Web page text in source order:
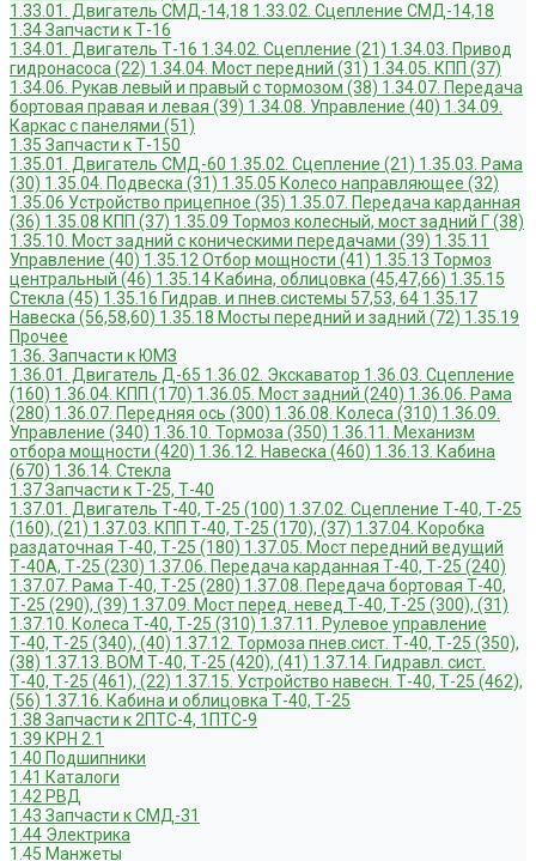
1.33.01. Двигатель СМД-14,18 1.33.02. Сцепление СМД-14,18
1.34 Запчасти к Т-16
1.34.01. Двигатель Т-16 1.34.02. Сцепление (21) 1.34.03. Привод
гидронасоса (22) 1.34.04. Мост передний (31) 1.34.05. КПП (37)
1.34.06. Рукав левый и правый с тормозом (38) 1.34.07. Передача
бортовая правая и левая (39) 1.34.08. Управление (40) 1.34.09.
Каркас с панелями (51)
1.35 Запчасти к Т-150
1.35.01. Двигатель СМД-60 1.35.02. Сцепление (21) 1.35.03. Рама
(30) 1.35.04. Подвеска (31) 1.35.05 Колесо направляющее (32)
1.35.06 Устройство прицепное (35) 1.35.07. Передача карданная
(36) 1.35.08 КПП (37) 1.35.09 Тормоз колесный, мост задний Г (38)
1.35.10. Мост задний с коническими передачами (39) 1.35.11
Управление (40) 1.35.12 Отбор мощности (41) 1.35.13 Тормоз
центральный (46) 1.35.14 Кабина, облицовка (45,47,66) 1.35.15
Стекла (45) 1.35.16 Гидрав. и пнев.системы 57,53, 64 1.35.17
Навеска (56,58,60) 1.35.18 Мосты передний и задний (72) 1.35.19
Прочее
1.36. Запчасти к ЮМЗ
1.36.01. Двигатель Д-65 1.36.02. Экскаватор 1.36.03. Сцепление
(160) 1.36.04. КПП (170) 1.36.05. Мост задний (240) 1.36.06. Рама
(280) 1.36.07. Передняя ось (300) 1.36.08. Колеса (310) 1.36.09.
Управление (340) 1.36.10. Тормоза (350) 1.36.11. Механизм
отбора мощности (420) 1.36.12. Навеска (460) 1.36.13. Кабина
(670) 1.36.14. Стекла
1.37 Запчасти к Т-25, Т-40
1.37.01. Двигатель Т-40, Т-25 (100) 1.37.02. Сцепление Т-40, Т-25
(160), (21) 1.37.03. КПП Т-40, Т-25 (170), (37) 1.37.04. Коробка
раздаточная Т-40, Т-25 (180) 1.37.05. Мост передний ведущий
Т-40А, Т-25 (230) 1.37.06. Передача карданная Т-40, Т-25 (240)
1.37.07. Рама Т-40, Т-25 (280) 1.37.08. Передача бортовая Т-40,
Т-25 (290), (39) 1.37.09. Мост перед. невед Т-40, Т-25 (300), (31)
1.37.10. Колеса Т-40, Т-25 (310) 1.37.11. Рулевое управление
Т-40, Т-25 (340), (40) 1.37.12. Тормоза пнев.сист. Т-40, Т-25 (350),
(38) 1.37.13. ВОМ Т-40, Т-25 (420), (41) 1.37.14. Гидравл. сист.
Т-40, Т-25 (461), (22) 1.37.15. Устройство навесн. Т-40, Т-25 (462),
(56) 1.37.16. Кабина и облицовка Т-40, Т-25
1.38 Запчасти к 2ПТС-4, 1ПТС-9
1.39 КРН 2.1
1.40 Подшипники
1.41 Каталоги
1.42 РВД
1.43 Запчасти к СМД-31
1.44 Электрика
1.45 Манжеты